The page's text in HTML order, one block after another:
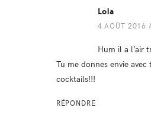
Lola
4 AOÛT 2016
Hum il a l’air
Tu me donnes envie avec
cocktails!!!
RÉPONDRE